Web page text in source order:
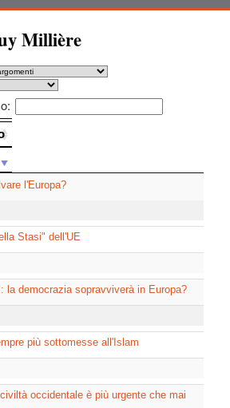
Millière
l'Europa?
Stasi" dell'UE
la democrazia sopravviverà in Europa?
più sottomesse all'Islam
occidentale è più urgente che mai